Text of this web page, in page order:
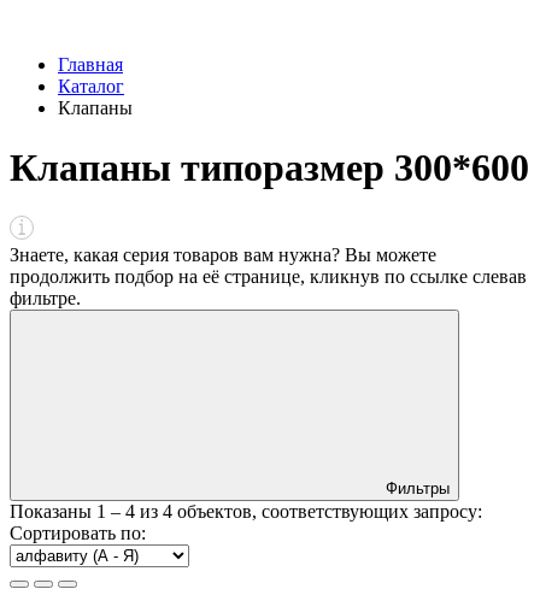
Главная
Каталог
Клапаны
Клапаны типоразмер 300*600
Знаете, какая серия товаров вам нужна? Вы можете
продолжить подбор на её странице, кликнув по ссылке слевав
фильтре.
Фильтры
Показаны 1 – 4 из 4 объектов, соответствующих запросу:
Сортировать по: